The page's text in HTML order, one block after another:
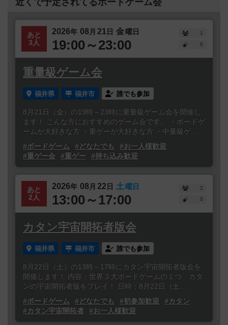
近くで予定されてるボードゲーム会
あと
3人
2026年 08 月 21日 金曜日
19:00～23:00
1
0
重量級ゲーム会
福井県 福井市 誰でも参加
8月21日（金）の19時～23時に重量級ゲーム会を開催し
ます！ こんな方におすすめのゲーム会です。 ・ボードゲ
ームが大好きな方 ・重ゲーが大好きな方 ・中量級ゲ...
#ボードゲーム
#どなたでも
#お一人様歓迎
#重ゲー会
#重ゲー #持ち込み歓迎
あと
2人
2026年 08 月 22日 土曜日
13:00～17:00
2
0
カタン宇宙開拓者版会
福井県 福井市 誰でも参加
8月22日（土）の13時～17時にカタン宇宙開拓者版会を
開催します！ 内容：世界３大ボードゲームの１つ カタ
ンの宇宙開拓者版をプレイ！ 日時：8月22日（土...
#ボードゲーム
#どなたでも #初参加歓迎
#カタン
#カタン宇宙開拓者
#お一人様歓迎